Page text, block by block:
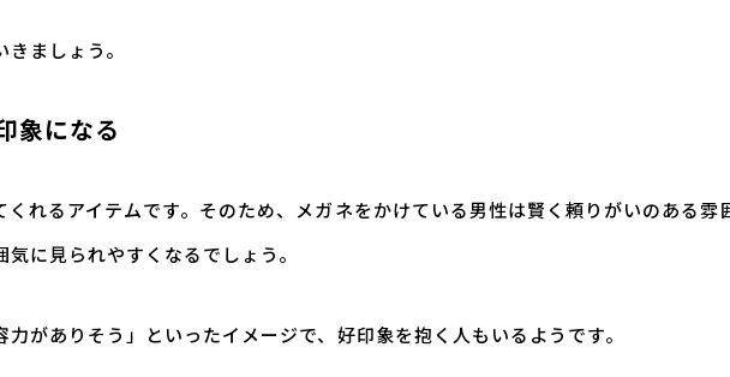
ましょう。
象になる
くれるアイテムです。そのため、メガネをかけている男性は賢く頼りがいのある雰
に見られやすくなるでしょう。
がありそう」といったイメージで、好印象を抱く人もいるようです。